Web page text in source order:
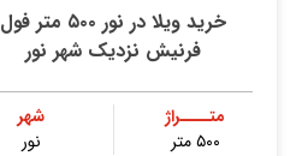
خرید ویلا در نور ۵۰۰ متر فول
فرنیش نزدیک شهر نور
متــــراژ
۵۰۰ متر
شهر
نور